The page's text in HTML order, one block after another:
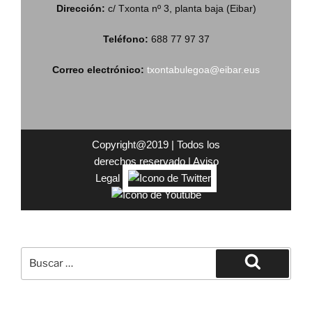
Dirección: c/ Txonta nº 3, planta baja (Eibar)
Teléfono: 688 77 97 37
Correo electrónico: txontabulegoa@eibar.eus
Copyright@2019 | Todos los
derechos reservado | Aviso
Legal